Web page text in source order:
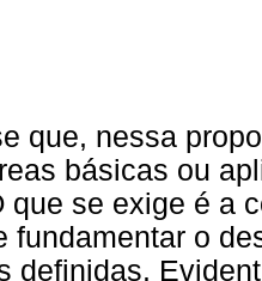
que, nessa
básicas ou
que se exige é a
fundamentar o
definidas.